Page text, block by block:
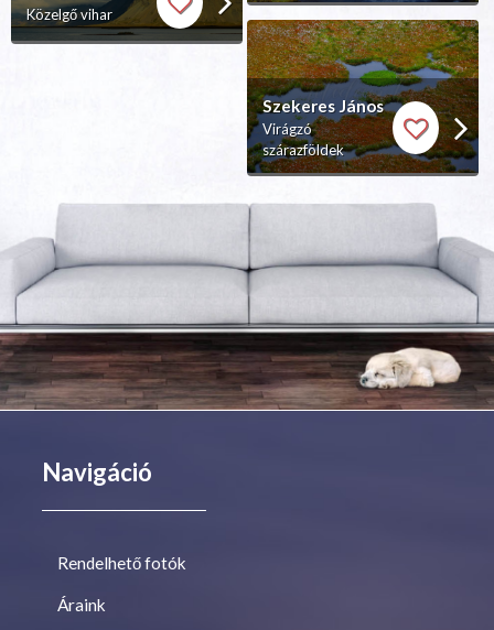
Közelgő vihar
Szekeres János
Virágzó
szárazföldek
Navigáció
Rendelhető fotók
Áraink